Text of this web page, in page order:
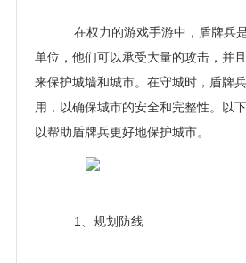
在权力的游戏手游中，盾牌兵
单位，他们可以承受大量的攻击，并
来保护城墙和城市。在守城时，盾牌
用，以确保城市的安全和完整性。以
以帮助盾牌兵更好地保护城市。
1、规划防线